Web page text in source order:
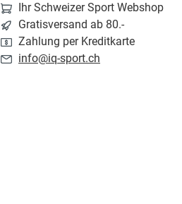
Ihr Schweizer Sport Webshop
Gratisversand ab 80.-
Zahlung per Kreditkarte
info@iq-sport.ch